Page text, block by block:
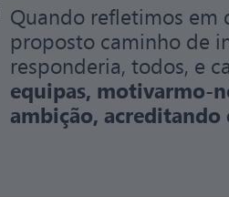
Quando refletimos em
proposto caminho de
responderia, todos, e
equipas, motivarmo-
ambição, acreditando